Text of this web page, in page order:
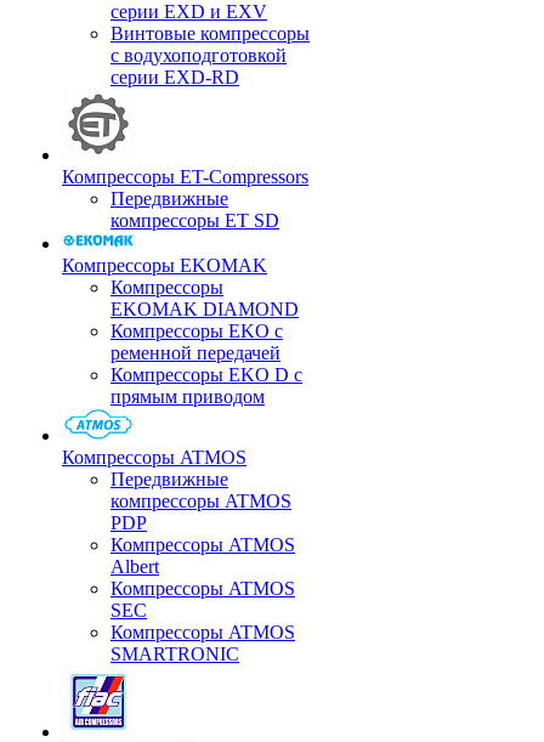
серии EXD и EXV
Винтовые компрессоры
с водухоподготовкой
серии EXD-RD
Компрессоры ET-Compressors
Передвижные
компрессоры ET SD
Компрессоры EKOMAK
Компрессоры
EKOMAK DIAMOND
Компрессоры EKO c
ременной передачей
Компрессоры EKO D с
прямым приводом
Компрессоры ATMOS
Передвижные
компрессоры ATMOS
PDP
Компрессоры ATMOS
Albert
Компрессоры ATMOS
SEC
Компрессоры ATMOS
SMARTRONIC